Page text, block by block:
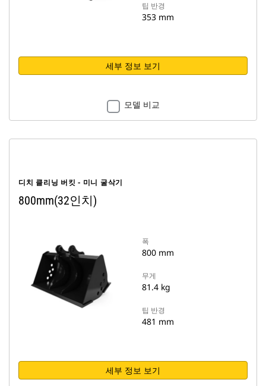
팁 반경
353 mm
세부 정보 보기
모델 비교
디치 클리닝 버킷 - 미니 굴삭기
800mm(32인치)
폭
800 mm
무게
81.4 kg
팁 반경
481 mm
세부 정보 보기